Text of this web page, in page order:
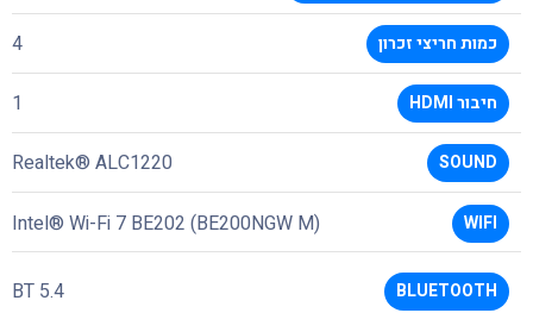
כמות חריצי זכרון 4
חיבור HDMI 1
SOUND
Realtek® ALC1220
WIFI
Intel® Wi-Fi 7 BE202 (BE200NGW M)
BLUETOOTH
BT 5.4